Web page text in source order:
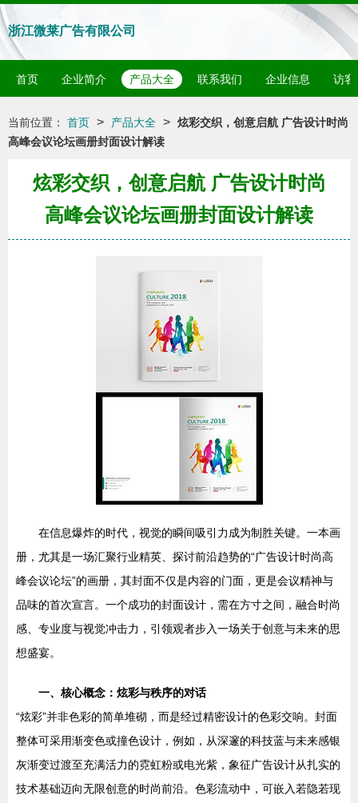
浙江微莱广告有限公司
首页 企业简介 产品大全 联系我们 企业信息 访客
当前位置： 首页 > 产品大全 > 炫彩交织，创意启航 广告设计时尚
高峰会议论坛画册封面设计解读
炫彩交织，创意启航 广告设计时尚
高峰会议论坛画册封面设计解读
在信息爆炸的时代，视觉的瞬间吸引力成为制胜关键。一本画
册，尤其是一场汇聚行业精英、探讨前沿趋势的“广告设计时尚高
峰会议论坛”的画册，其封面不仅是内容的门面，更是会议精神与
品味的首次宣言。一个成功的封面设计，需在方寸之间，融合时尚
感、专业度与视觉冲击力，引领观者步入一场关于创意与未来的思
想盛宴。
一、核心概念：炫彩与秩序的对话
“炫彩”并非色彩的简单堆砌，而是经过精密设计的色彩交响。封面
整体可采用渐变色或撞色设计，例如，从深邃的科技蓝与未来感银
灰渐变过渡至充满活力的霓虹粉或电光紫，象征广告设计从扎实的
技术基础迈向无限创意的时尚前沿。色彩流动中，可嵌入若隐若现